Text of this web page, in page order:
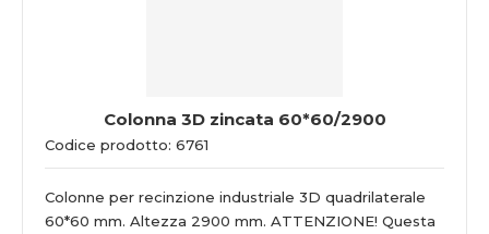
Colonna 3D zincata 60*60/2900
Codice prodotto: 6761
Colonne per recinzione industriale 3D quadrilaterale
60*60 mm. Altezza 2900 mm. ATTENZIONE! Questa